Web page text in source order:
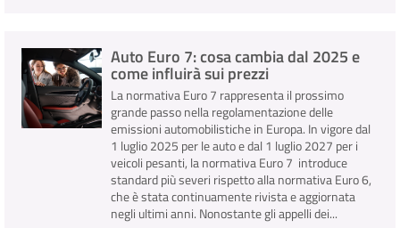
Auto Euro 7: cosa cambia dal 2025 e
come influirà sui prezzi
La normativa Euro 7 rappresenta il prossimo
grande passo nella regolamentazione delle
emissioni automobilistiche in Europa. In vigore dal
1 luglio 2025 per le auto e dal 1 luglio 2027 per i
veicoli pesanti, la normativa Euro 7 introduce
standard più severi rispetto alla normativa Euro 6,
che è stata continuamente rivista e aggiornata
negli ultimi anni. Nonostante gli appelli dei...